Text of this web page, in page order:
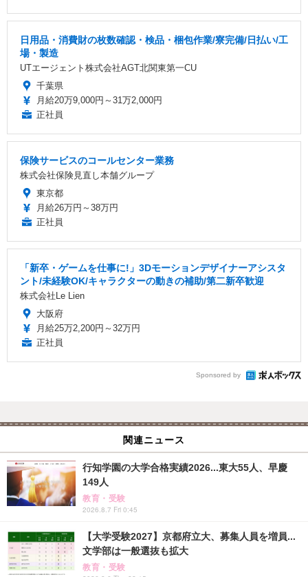
日用品・消費財の枚数確認・検品・梱包作業/寮完備/日払い/工
場・製造
UTエージェント株式会社AGT北関東第一CU
千葉県
月給20万9,000円～31万2,000円
正社員
保険サービスのコールセンター業務
株式会社保険見直し本舗グループ
東京都
月給26万円～38万円
正社員
「新卒・ゲームを仕事に!」3Dモーションデザイナーアシスタ
ント/未経験OK/キャラクターの動きの補助/第二新卒歓迎
株式会社Le Lien
大阪府
月給25万2,200円～32万円
正社員
Sponsored by
関連ニュース
行知学園の大学合格実績2026...東大55人、早慶
149人
教育・受験
2026.8.7 Fri 0:45
【大学受験2027】京都府立大、募集人員を増員...
文学部は一般選抜も拡大
教育・受験